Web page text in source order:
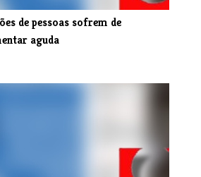
de pessoas sofrem de
aguda